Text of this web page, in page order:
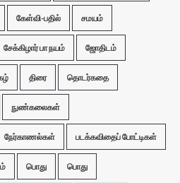
கேள்வி-பதில் சமயம்
சேக்கிழார் பா நயம் ஜோதிடம்
திரை தொடர்கதை
நுண்கலைகள்
நேர்காணல்கள் படக்கவிதைப் போட்டிகள்
பொது பொது